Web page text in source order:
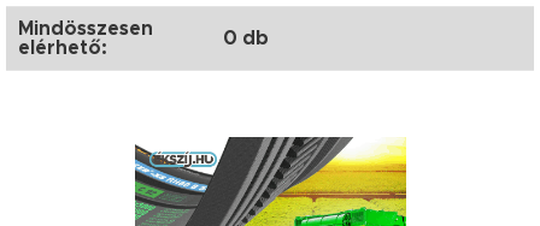
Mindösszesen
elérhető:
0 db